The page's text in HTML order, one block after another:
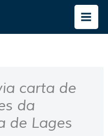
carta de
da
de Lages